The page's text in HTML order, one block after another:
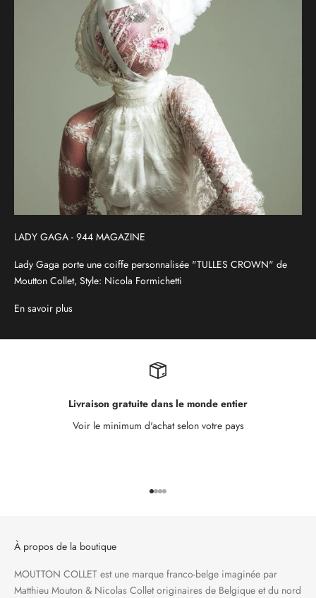
LADY GAGA - 944 MAGAZINE
Lady Gaga porte une coiffe personnalisée "TULLES CROWN" de
Moutton Collet, Style: Nicola Formichetti
En savoir plus
Livraison gratuite dans le monde entier
Voir le minimum d'achat selon votre pays
Aller à l'élément 1
Aller à l'élément 2
Aller à l'élément 3
Aller à l'élément 4
À propos de la boutique
MOUTTON COLLET est une marque franco-belge imaginée par
Matthieu Mouton & Nicolas Collet originaires de Belgique et du nord